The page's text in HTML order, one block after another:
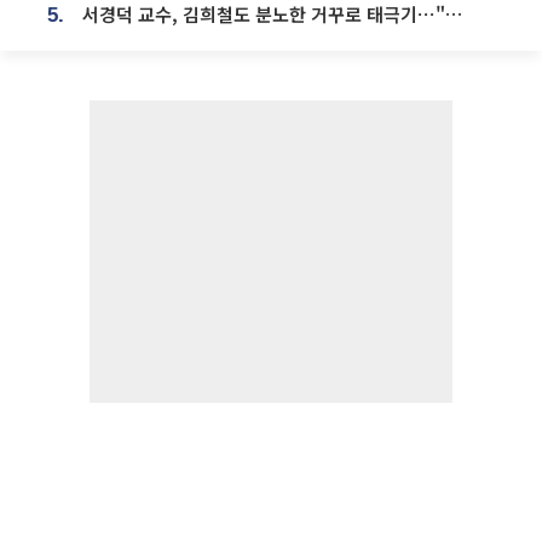
5. 서경덕 교수, 김희철도 분노한 거꾸로 태극기⋯"엉터리는 아냐, 아쉬울 뿐"